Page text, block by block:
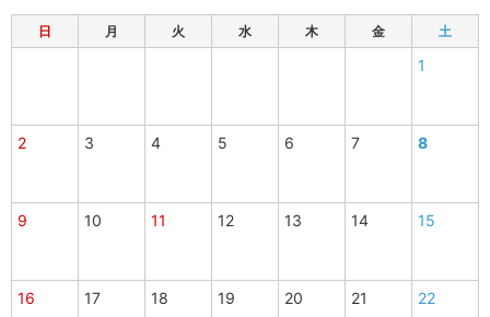
日 月 火 水 木 金 土
1
2 3 4 5 6 7 8
9 10 11 12 13 14 15
16 17 18 19 20 21 22